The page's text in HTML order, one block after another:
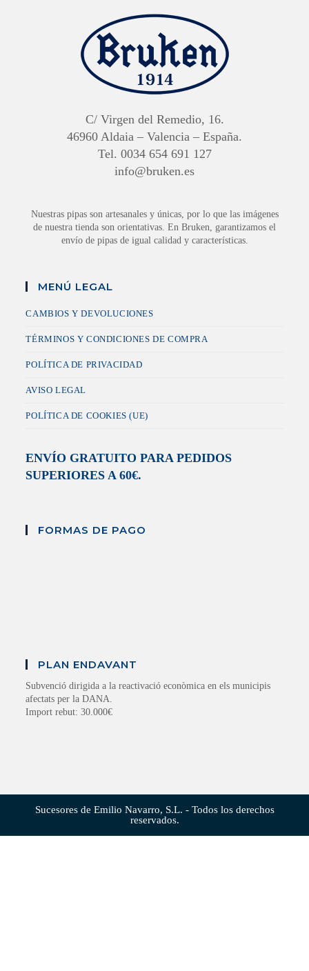
C/ Virgen del Remedio, 16.
46960 Aldaia – Valencia – España.
Tel. 0034 654 691 127
info@bruken.es
Nuestras pipas son artesanales y únicas, por lo que las imágenes
de nuestra tienda son orientativas. En Bruken, garantizamos el
envío de pipas de igual calidad y características.
MENÚ LEGAL
CAMBIOS Y DEVOLUCIONES
TÉRMINOS Y CONDICIONES DE COMPRA
POLÍTICA DE PRIVACIDAD
AVISO LEGAL
POLÍTICA DE COOKIES (UE)
ENVÍO GRATUITO PARA PEDIDOS
SUPERIORES A 60€.
FORMAS DE PAGO
PLAN ENDAVANT
Subvenció dirigida a la reactivació econòmica en els municipis
afectats per la DANA.
Import rebut: 30.000€
Sucesores de Emilio Navarro, S.L. - Todos los derechos
reservados.